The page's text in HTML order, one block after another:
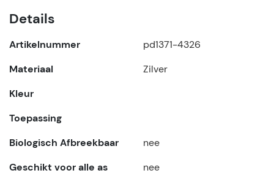
Details
Artikelnummer
pd1371-4326
Materiaal
Zilver
Kleur
Toepassing
Biologisch Afbreekbaar
nee
Geschikt voor alle as
nee